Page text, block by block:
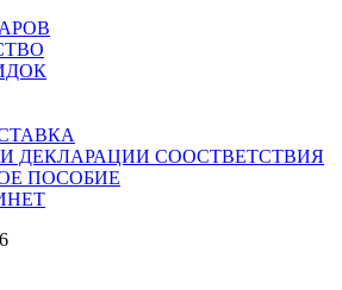
ДЕКЛАРАЦИИ СООСТВЕТСТВИЯ
ПОСОБИЕ